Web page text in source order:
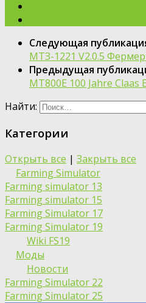
Следующая
МТЗ-1221 V2.0.5
Предыдущая
MT800E 100 Jahre Claas
Найти:
Категории
Открыть все | Закрыть все
Farming Simulator
Farming simulator 13
Farming simulator 15
Farming Simulator 17
Farming Simulator 19
Wiki FS19
Моды
Новости
Farming Simulator 22
Farming Simulator 25